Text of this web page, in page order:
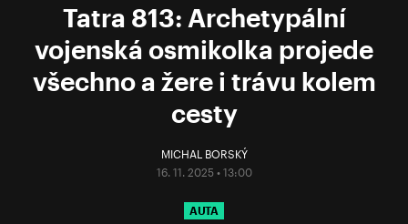
Tatra 813: Archetypální
vojenská osmikolka projede
všechno a žere i trávu kolem
cesty
MICHAL BORSKÝ
16. 11. 2025 • 13:00
AUTA